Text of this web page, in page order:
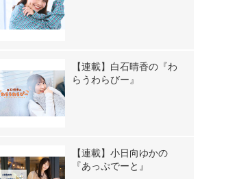
【連載】白石晴香の『わ
らうわらびー』
【連載】小日向ゆかの
『あっぷでーと』